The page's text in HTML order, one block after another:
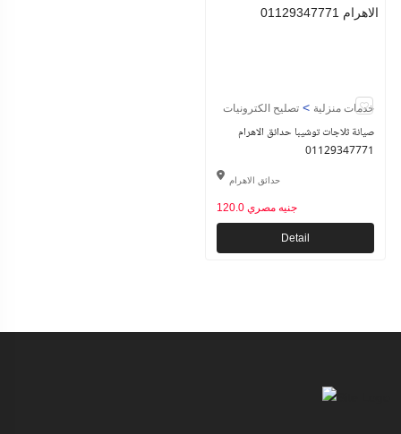
خدمات منزلية > تصليح الكترونيات
صيانة ثلاجات توشيبا حدائق الاهرام
01129347771
حدائق الاهرام
120.0 جنيه مصري
Detail